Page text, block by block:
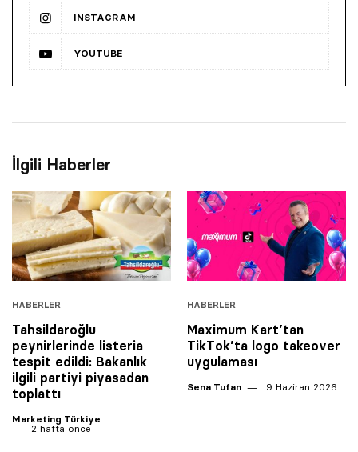
INSTAGRAM
YOUTUBE
İlgili Haberler
HABERLER
Tahsildaroğlu
peynirlerinde listeria
tespit edildi: Bakanlık
ilgili partiyi piyasadan
toplattı
Marketing Türkiye
2 hafta önce
HABERLER
Maximum Kart’tan
TikTok’ta logo takeover
uygulaması
Sena Tufan 9 Haziran 2026